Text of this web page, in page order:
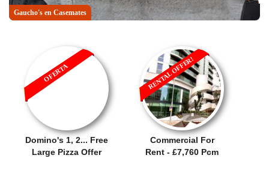
Gaucho's en Casemates
Domino's 1, 2... Free
Large Pizza Offer
OFERTA
Commercial For
Rent - £7,760 Pcm
RENTAL OFFER!